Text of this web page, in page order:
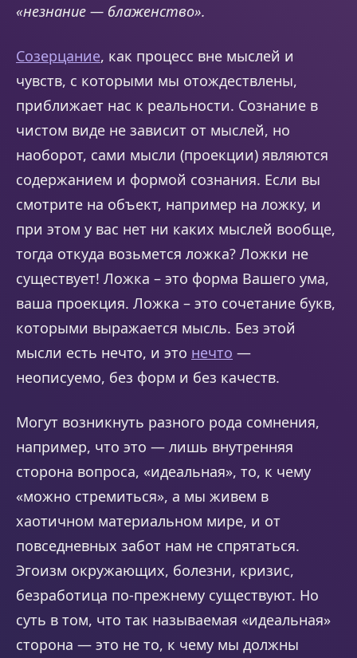
«незнание — блаженство».
Созерцание, как процесс вне мыслей и
чувств, с которыми мы отождествлены,
приближает нас к реальности. Сознание в
чистом виде не зависит от мыслей, но
наоборот, сами мысли (проекции) являются
содержанием и формой сознания. Если вы
смотрите на объект, например на ложку, и
при этом у вас нет ни каких мыслей вообще,
тогда откуда возьмется ложка? Ложки не
существует! Ложка – это форма Вашего ума,
ваша проекция. Ложка – это сочетание букв,
которыми выражается мысль. Без этой
мысли есть нечто, и это нечто —
неописуемо, без форм и без качеств.
Могут возникнуть разного рода сомнения,
например, что это — лишь внутренняя
сторона вопроса, «идеальная», то, к чему
«можно стремиться», а мы живем в
хаотичном материальном мире, и от
повседневных забот нам не спрятаться.
Эгоизм окружающих, болезни, кризис,
безработица по-прежнему существуют. Но
суть в том, что так называемая «идеальная»
сторона — это не то, к чему мы должны